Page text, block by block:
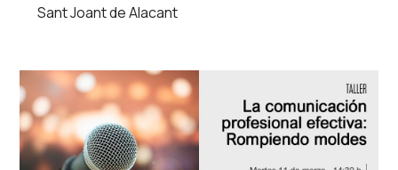
Sant Joant de Alacant